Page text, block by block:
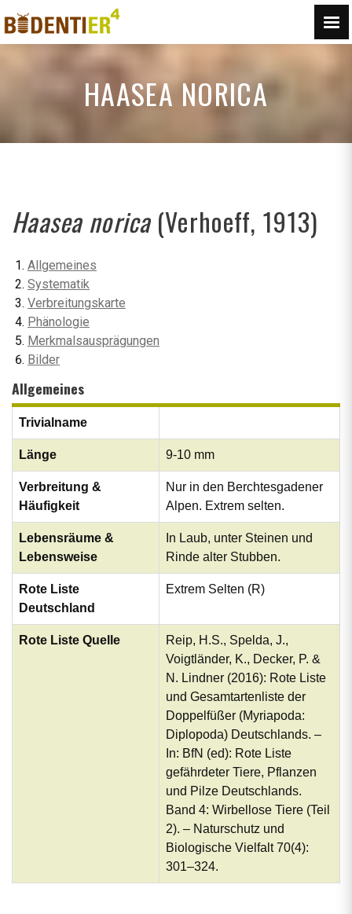
HAASEA NORICA
Haasea norica(Verhoeff, 1913)
Allgemeines
Systematik
Verbreitungskarte
Phänologie
Merkmalsausprägungen
Bilder
Allgemeines
Trivialname
Länge 9-10 mm
Verbreitung &
Häufigkeit
Nur in den Berchtesgadener
Alpen. Extrem selten.
Lebensräume &
Lebensweise
In Laub, unter Steinen und
Rinde alter Stubben.
Rote Liste
Deutschland
Extrem Selten (R)
Rote Liste Quelle
Reip, H.S., Spelda, J.,
Voigtländer, K., Decker, P. &
N. Lindner (2016): Rote Liste
und Gesamtartenliste der
Doppelfüßer (Myriapoda:
Diplopoda) Deutschlands. –
In: BfN (ed): Rote Liste
gefährdeter Tiere, Pflanzen
und Pilze Deutschlands.
Band 4: Wirbellose Tiere (Teil
2). – Naturschutz und
Biologische Vielfalt 70(4):
301–324.